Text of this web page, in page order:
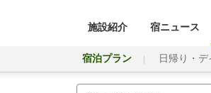
施設紹介 宿ニュース
宿泊プラン 日帰り・